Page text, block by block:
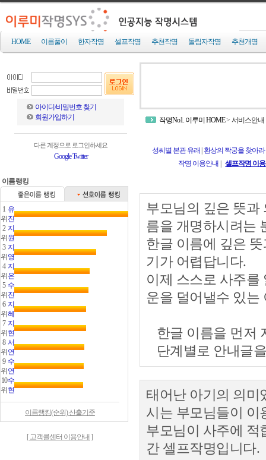
HOME 이름풀이 한자작명 셀프작명 추천작명 돌림자작명 추천개명
아이디/비밀번호 찾기
회원가입하기
다른 계정으로 로그인하세요
GoogleTwitter
이름랭킹
1
위
유
진
2
위
지
원
3
위
지
영
4
위
지
은
5
위
수
진
6
위
지
혜
7
위
지
현
8
위
서
연
9
위
수
연
10
위
수
현
이름랭킹(순위) 산출기준
[ 고객콜센터 이용안내 ]
작명No1. 이루미 HOME> 서비스안내
성씨별 본관 유래 환상의 짝궁을 찾아라
작명 이용안내
셀프작명 이
부모님의 깊은 뜻과
름을 개명하시려는
한글 이름에 깊은
기가 어렵답니다.
이제 스스로 사주를
운을 덜어낼수 있는
한글 이름을 먼저
단계별로 안내글
태어난 아기의 의미
시는 부모님들이 이
부모님이 사주에 적
간 셀프작명입니다.